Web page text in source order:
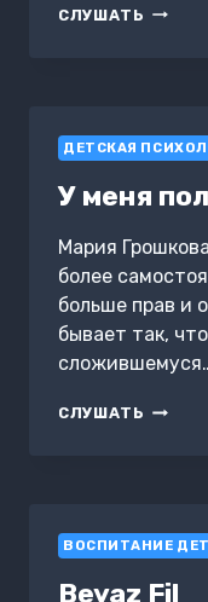
СЛУШАТЬ
ДЕТСКАЯ
У меня
Мария
более
больше прав и
бывает так,
СЛУШАТЬ У
ВОСПИТАНИЕ
Beyaz Fil